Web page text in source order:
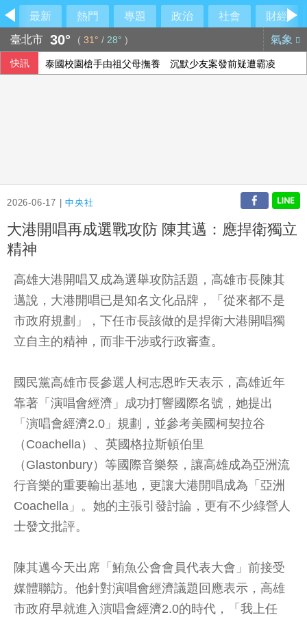
最新 熱門 專題 政治 社會
財經
臺北市 30° ( 31° / 28° ) 氣象
快訊 泰國校園槍手由祖父母撫養 沉默少友案發前疑遭霸凌
2026-06-17 |中央社
大港開唱再成選戰攻防 陳其邁：應捍衛獨立
精神
高雄大港開唱又成為選舉攻防話題，高雄市長陳其
邁說，大港開唱已是知名文化品牌，「從來都不是
市政府規劃」，下任市長該做的是捍衛大港開唱獨
立自主的精神，而非干涉或行政審查。
國民黨高雄市長參選人柯志恩昨天表示，高雄近年
靠著「演唱會經濟」成功打響國際名號，她提出
「演唱會經濟2.0」規劃，並參考美國柯契拉谷
（Coachella）、英國格拉斯頓伯里
（Glastonbury）等國際音樂祭，讓高雄成為亞洲流
行音樂的重要輸出基地，更讓大港開唱成為「亞洲
Coachella」。她的主張引發討論，更有不少綠營人
士發文批評。
陳其邁今天出席「鮪魚公會會員代表大會」前接受
媒體聯訪。他針對演唱會經濟議題回應表示，高雄
市政府早就進入演唱會經濟2.0的時代，「我上任